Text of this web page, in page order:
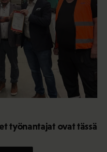
työnantajat ovat tässä